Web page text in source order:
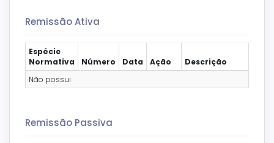
Remissão Ativa
Espécie
Normativa
Número Data Ação
Descrição
Não possui
Remissão Passiva